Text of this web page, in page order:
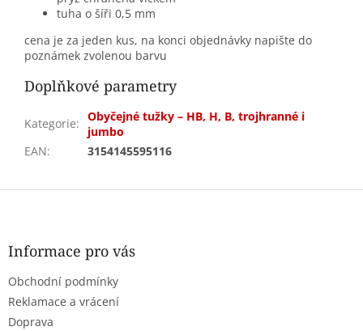
tuha o šíři 0,5 mm
cena je za jeden kus, na konci objednávky napište do
poznámek zvolenou barvu
Doplňkové parametry
Kategorie: Obyčejné tužky – HB, H, B, trojhranné i
jumbo
EAN: 3154145595116
Z
Informace pro vás
Obchodní podmínky
Reklamace a vrácení
Doprava